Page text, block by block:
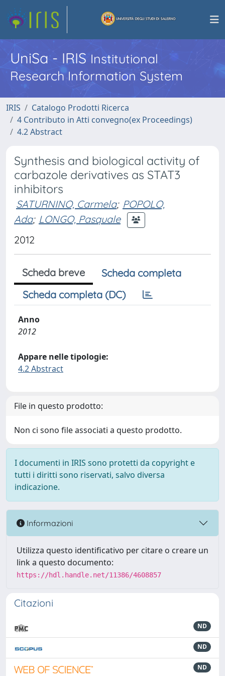
UniSa - IRISInstitutional
Research Information System
IRIS
Catalogo Prodotti Ricerca
4 Contributo in Atti convegno(ex Proceedings)
4.2 Abstract
Synthesis and biological activity of
carbazole derivatives as STAT3
inhibitors
SATURNINO, Carmela; POPOLO,
Ada; LONGO, Pasquale
2012
Scheda breve
Scheda completa
Scheda completa (DC)
Anno
2012
Appare nelle tipologie:
4.2 Abstract
File in questo prodotto:
Non ci sono file associati a questo prodotto.
I documenti in IRIS sono protetti da copyright e
tutti i diritti sono riservati, salvo diversa
indicazione.
Informazioni
Utilizza questo identificativo per citare o creare un
link a questo documento:
https://hdl.handle.net/11386/4608857
Citazioni
ND
ND
ND